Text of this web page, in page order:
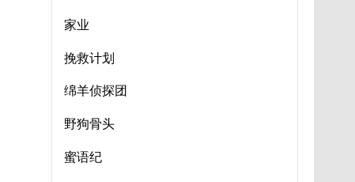
家业
挽救计划
绵羊侦探团
野狗骨头
蜜语纪